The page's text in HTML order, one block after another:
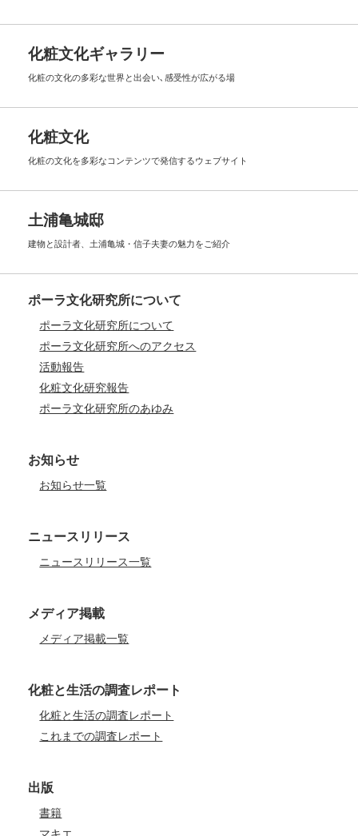
化粧文化ギャラリー
化粧の文化の多彩な世界と出会い､ 感受性が広がる場
化粧文化
化粧の文化を多彩なコンテンツで発信するウェブサイト
土浦亀城邸
建物と設計者、土浦亀城・信子夫妻の魅力をご紹介
ポーラ文化研究所について
ポーラ文化研究所について
ポーラ文化研究所へのアクセス
活動報告
化粧文化研究報告
ポーラ文化研究所のあゆみ
お知らせ
お知らせ一覧
ニュースリリース
ニュースリリース一覧
メディア掲載
メディア掲載一覧
化粧と生活の調査レポート
化粧と生活の調査レポート
これまでの調査レポート
出版
書籍
マキエ